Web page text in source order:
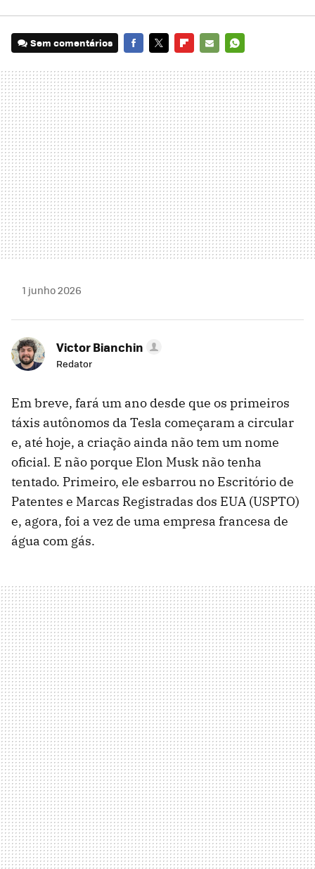
Sem comentários
MAIL
1 junho 2026
Victor Bianchin
Redator
Em breve, fará um ano desde que os primeiros
táxis autônomos da Tesla começaram a circular
e, até hoje, a criação ainda não tem um nome
oficial. E não porque Elon Musk não tenha
tentado. Primeiro, ele esbarrou no Escritório de
Patentes e Marcas Registradas dos EUA (USPTO)
e, agora, foi a vez de uma empresa francesa de
água com gás.